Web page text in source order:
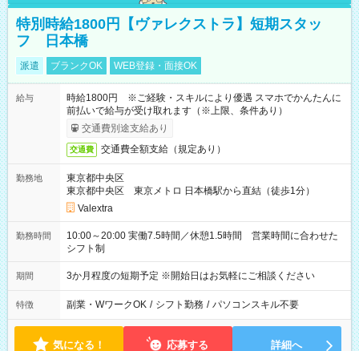
特別時給1800円【ヴァレクストラ】短期スタッ
フ 日本橋
派遣 ブランクOK WEB登録・面接OK
給与
時給1800円 ※ご経験・スキルにより優遇 スマホでかんたんに
前払いで給与が受け取れます（※上限、条件あり）
交通費別途支給あり
交通費 交通費全額支給（規定あり）
勤務地
東京都中央区
東京都中央区 東京メトロ 日本橋駅から直結（徒歩1分）
Valextra
勤務時間
10:00～20:00 実働7.5時間／休憩1.5時間 営業時間に合わせた
シフト制
期間 3か月程度の短期予定 ※開始日はお気軽にご相談ください
特徴 副業・WワークOK / シフト勤務 / パソコンスキル不要
気になる！ 応募する 詳細へ